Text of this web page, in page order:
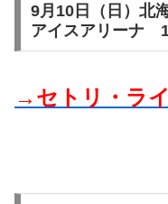
9月10日（日）北
アイスアリーナ
→セトリ・ラ